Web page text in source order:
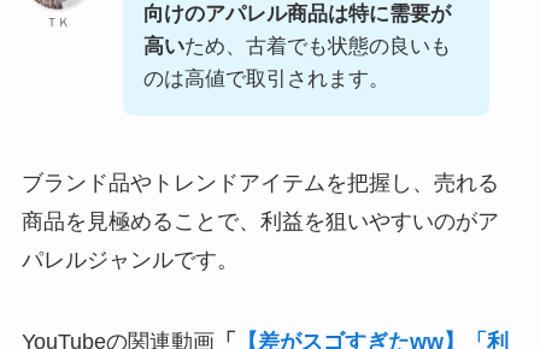
ＴＫ
向けのアパレル商品は特に需要が
高いため、古着でも状態の良いも
のは高値で取引されます。
ブランド品やトレンドアイテムを把握し、売れる
商品を見極めることで、利益を狙いやすいのがア
パレルジャンルです。
YouTubeの関連動画「 【差がスゴすぎたww】「利